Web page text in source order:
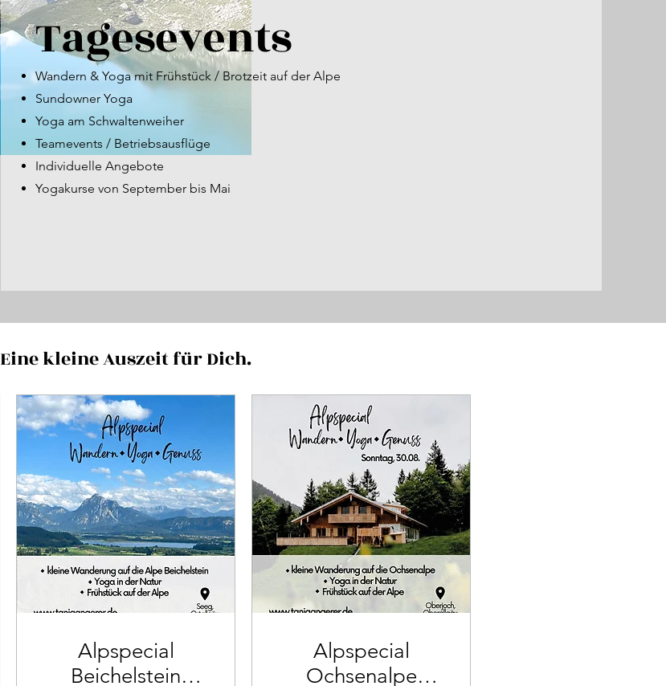
Tagesevents
Wandern & Yoga mit Frühstück / Brotzeit auf der Alpe
Sundowner Yoga
Yoga am Schwaltenweiher
Teamevents / Betriebsausflüge
Individuelle Angebote
Yogakurse von September bis Mai
Eine kleine Auszeit für Dich.
Alpspecial
Beichelstein
Alpspecial
Ochsenalpe